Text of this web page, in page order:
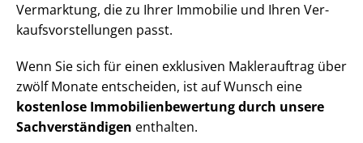
Vermarktung, die zu Ihrer Immobilie und Ihren Ver­
kaufs­vor­stel­lun­gen passt.
Wenn Sie sich für einen exklusiven Maklerauftrag über
zwölf Monate entscheiden, ist auf Wunsch eine
kostenlose Im­mo­bi­li­en­be­wer­tung durch unsere
Sach­ver­stän­di­gen enthalten.